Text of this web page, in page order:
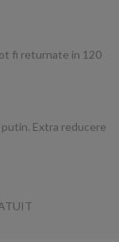
fi returnate in 120
Extra reducere